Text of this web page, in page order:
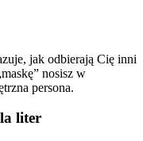
jak odbierają Cię inni
nosisz w
persona.
liter